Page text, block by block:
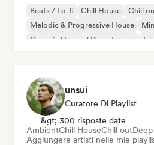
Beats / Lo-fi Chill House Chill
Melodic & Progressive House
Organic House / Downtempo
unsui
Curatore Di Playlist
&gt; 300 risposte date
AmbientChill HouseChill out
Aggiungere artisti nelle mie